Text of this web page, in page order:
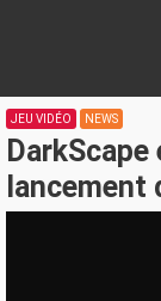
JEU VIDÉO NEWS
lancement